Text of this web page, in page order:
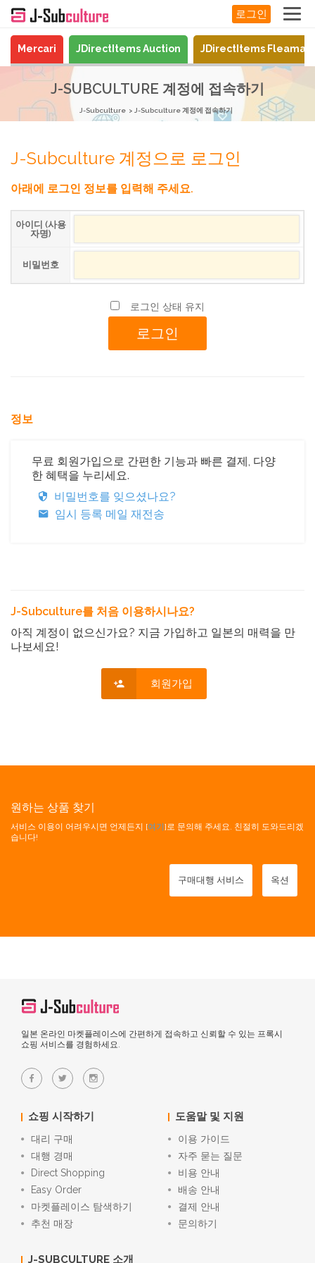
로그인
Mercari JDirectItems Auction JDirectItems
J-SUBCULTURE 계정에 접속하기
J-Subculture J-Subculture 계정에 접속하기
J-Subculture 계정으로 로그인
아래에 로그인 정보를 입력해 주세요.
아이디 (사용
자명)
비밀번호
로그인 상태 유지
정보
무료 회원가입으로 간편한 기능과 빠른 결제, 다양
한 혜택을 누리세요.
비밀번호를 잊으셨나요?
임시 등록 메일 재전송
J-Subculture를 처음 이용하시나요?
아직 계정이 없으신가요? 지금 가입하고 일본의 매력을 만
나보세요!
회원가입
원하는 상품 찾기
서비스 이용이 어려우시면 언제든지 [여기 ]로 문의해 주세요. 친절히 도와드리겠
습니다!
구매대행 서비스 옥션
일본 온라인 마켓플레이스에 간편하게 접속하고 신뢰할 수 있는 프록시
쇼핑 서비스를 경험하세요.
쇼핑 시작하기
대리 구매
대행 경매
Direct Shopping
Easy Order
마켓플레이스 탐색하기
추천 매장
도움말 및 지원
이용 가이드
자주 묻는 질문
비용 안내
배송 안내
결제 안내
문의하기
J-SUBCULTURE 소개